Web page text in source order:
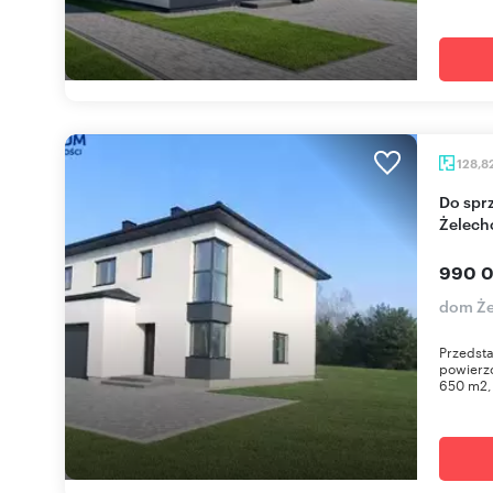
Do sprzedania przestronny dom 129 m² w
990
dom
650